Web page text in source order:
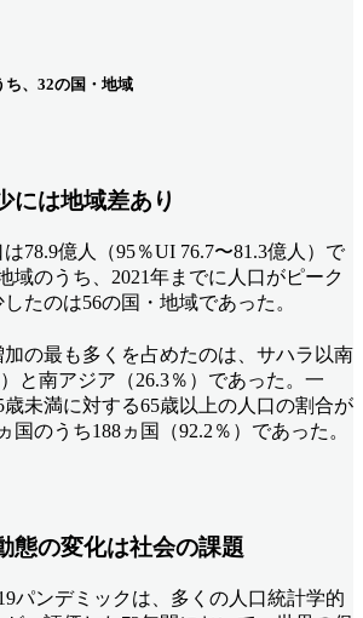
ち、32の国・地域
には地域差あり
78.9億人（95％UI 76.7〜81.3億人）で
域のうち、2021年までに人口がピーク
たのは56の国・地域であった。
加の最も多くを占めたのは、サハラ以南
と南アジア（26.3％）であった。一
歳未満に対する65歳以上の人口の割合が
国のうち188ヵ国（92.2％）であった。
態の変化は社会の課題
パンデミックは、多くの人口統計学的